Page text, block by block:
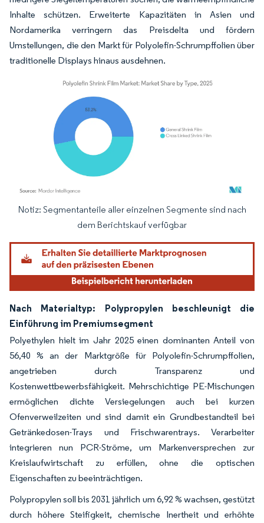
Inhalte schützen. Erweiterte Kapazitäten in Asien und
Nordamerika verringern das Preisdelta und fördern
Umstellungen, die den Markt für Polyolefin-Schrumpffolien über
traditionelle Displays hinaus ausdehnen.
Bild © Mordor Intelligence. Wiederverwendung erfordert Namensnennung
Notiz: Segmentanteile aller einzelnen Segmente sind nach
dem Berichtskauf verfügbar
Nach Materialtyp: Polypropylen beschleunigt die
Einführung im Premiumsegment
Polyethylen hielt im Jahr 2025 einen dominanten Anteil von
56,40 % an der Marktgröße für Polyolefin-Schrumpffolien,
angetrieben durch Transparenz und
Kostenwettbewerbsfähigkeit. Mehrschichtige PE-Mischungen
ermöglichen dichte Versiegelungen auch bei kurzen
Ofenverweilzeiten und sind damit ein Grundbestandteil bei
Getränkedosen-Trays und Frischwarentrays. Verarbeiter
integrieren nun PCR-Ströme, um Markenversprechen zur
Kreislaufwirtschaft zu erfüllen, ohne die optischen
Eigenschaften zu beeinträchtigen.
Polypropylen soll bis 2031 jährlich um 6,92 % wachsen, gestützt
durch höhere Steifigkeit, chemische Inertheit und erhöhte